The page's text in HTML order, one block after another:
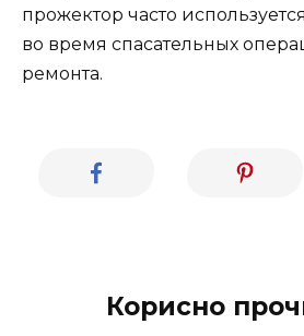
прожектор часто
во время спасательных
ремонта.
Корисно